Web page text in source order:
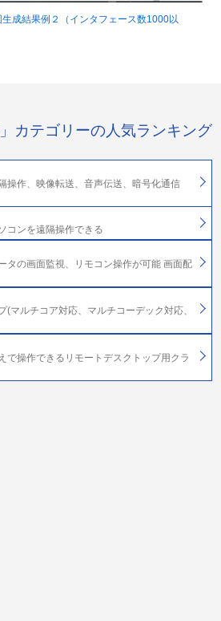
成結果例２（インタフェース数1000以
カテゴリーの人気ランキング
操作、映像転送、音声伝送、暗号化通信
コンを遠隔操作できる
タの画面監視、リモコン操作が可能 画面配
(マルチコア対応、マルチコーデック対応、
で操作できるリモートデスクトップ用クラ